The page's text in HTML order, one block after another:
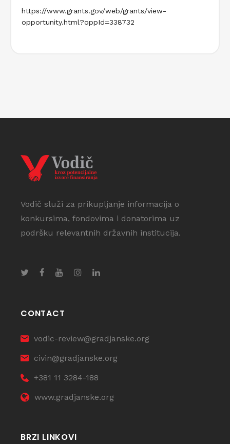
https://www.grants.gov/web/grants/view-
opportunity.html?oppId=338732
Vodič služi za prikupljanje informacija o
konkursima, fondovima i donatorima uz
podršku relevantnih državnih institucija.
CONTACT
vodic-review@gradjanske.org
civin@gradjanske.org
+381 11 3284-188
www.gradjanske.org
BRZI LINKOVI